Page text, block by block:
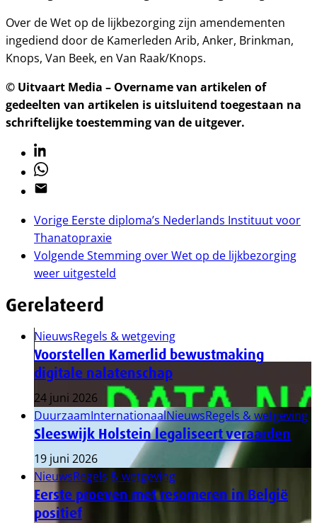
Over de Wet op de lijkbezorging zijn amendementen
ingediend door de Kamerleden Arib, Anker, Brinkman,
Knops, Van Beek, en Van Raak/Knops.
© Uitvaart Media – Overname van artikelen of
gedeelten van artikelen is uitsluitend toegestaan na
schriftelijke toestemming van de uitgever.
Linkedin
Whatsapp
Email
Vorige Eerste diploma’s Nederlands Instituut voor
Thanatopraxie
VolgendeStemming over Wet op de lijkbezorging
weer uitgesteld
Gerelateerd
NieuwsRegels & wetgeving
Voorstellen Kamerlid bewustmaking
digitale nalatenschap
24 juni 2026
DuurzaamInternationaalNieuwsRegels & wetgeving
Sleeswijk Holstein legaliseert veraarden
19 juni 2026
NieuwsRegels & wetgeving
Eerste proeven met resomeren in België
positief